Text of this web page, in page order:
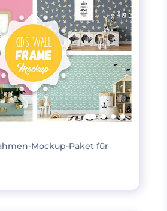
Mockup-Paket für